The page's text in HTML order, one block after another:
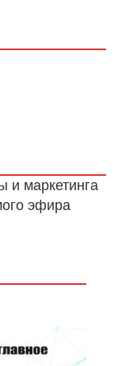
и маркетинга
эфира